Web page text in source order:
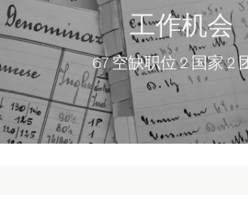
所有团队
公司位置
常见问题解答
工作机会
67 空缺职位 2 国家 2